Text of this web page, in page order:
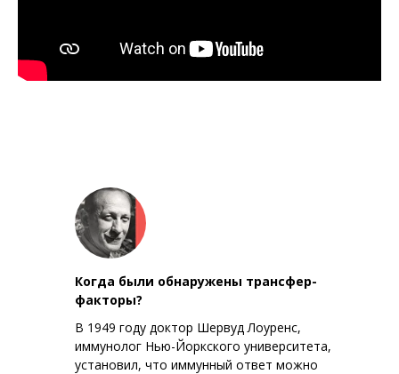
Когда были обнаружены трансфер-
факторы?
В 1949 году доктор Шервуд Лоуренс,
иммунолог Нью-Йоркского университета,
установил, что иммунный ответ можно